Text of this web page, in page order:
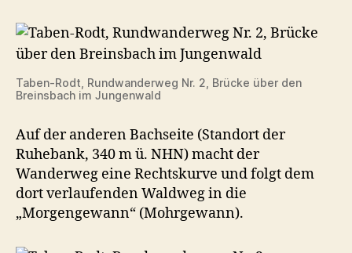
Taben-Rodt, Rundwanderweg Nr. 2, Brücke über den
Breinsbach im Jungenwald
Auf der anderen Bachseite (Standort der
Ruhebank, 340 m ü. NHN) macht der
Wanderweg eine Rechtskurve und folgt dem
dort verlaufenden Waldweg in die
„Morgengewann“ (Mohrgewann).